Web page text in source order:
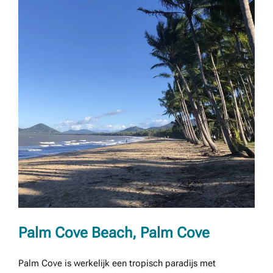
Palm Cove Beach, Palm Cove
Palm Cove is werkelijk een tropisch paradijs met